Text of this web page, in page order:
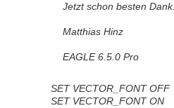
Jetzt schon besten Dank.
Matthias Hinz
EAGLE 6.5.0 Pro
SET VECTOR_FONT OFF
SET VECTOR_FONT ON